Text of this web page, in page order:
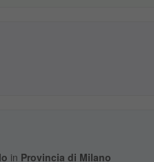
in Provincia di Milano